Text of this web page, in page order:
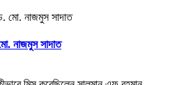
নাজমুস সাদাত